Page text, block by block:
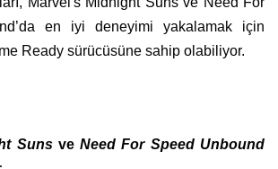
en iyi deneyimi yakalamak için
Ready sürücüsüne sahip olabiliyor.
SunsveNeed For Speed Unbound